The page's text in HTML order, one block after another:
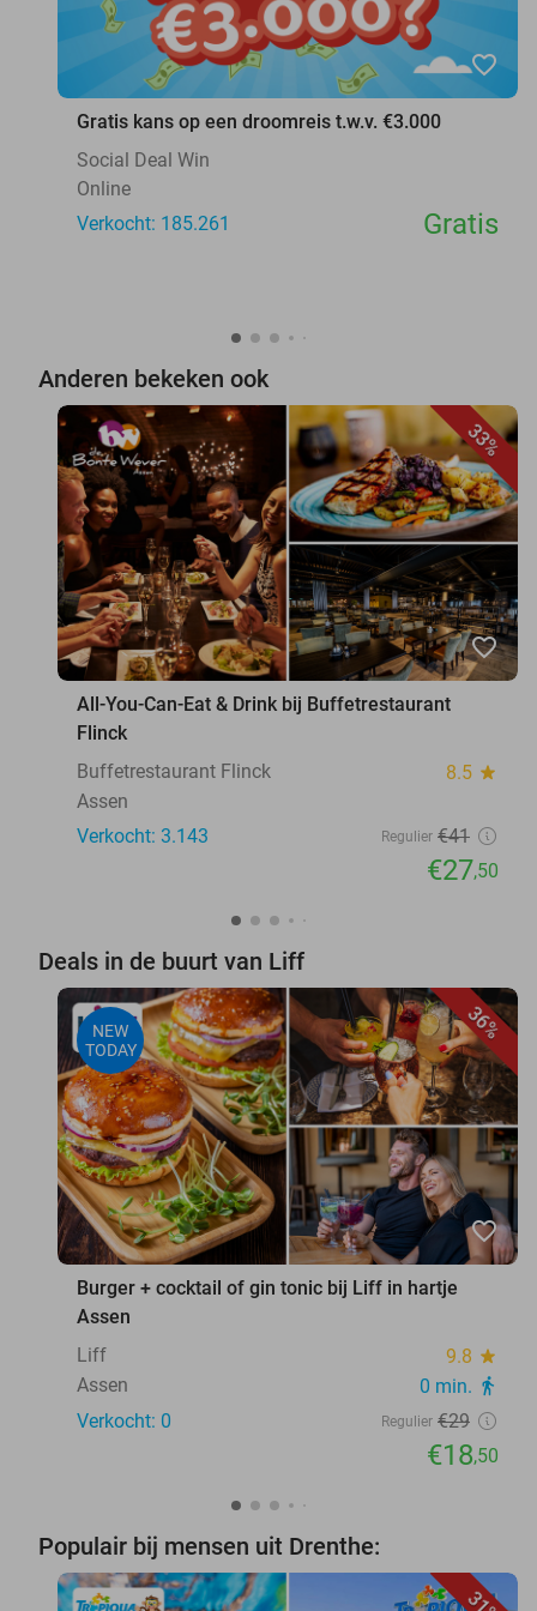
favorite_border
Gratis kans op een droomreis t.w.v. €3.000
Social Deal Win
Online
Verkocht: 185.261
Gratis
Anderen bekeken ook
33%
favorite_border
All-You-Can-Eat & Drink bij Buffetrestaurant
Flinck
Buffetrestaurant Flinck
8.5 star
Assen
Verkocht: 3.143
Regulier €41
€27,50
Deals in de buurt van Liff
36%
NEW
TODAY
favorite_border
Burger + cocktail of gin tonic bij Liff in hartje
Assen
Liff
9.8 star
Assen 0 min. directions_walk
Verkocht: 0 Regulier €29
€18,50
Populair bij mensen uit Drenthe: